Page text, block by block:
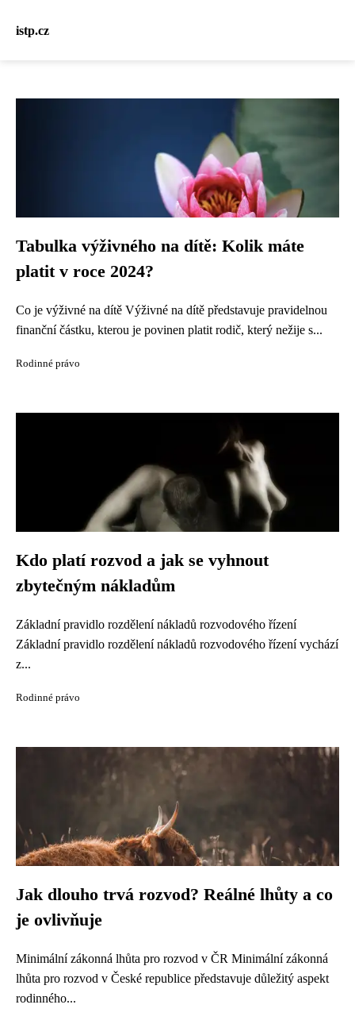
istp.cz
Tabulka výživného na dítě: Kolik máte
platit v roce 2024?
Co je výživné na dítě Výživné na dítě představuje pravidelnou
finanční částku, kterou je povinen platit rodič, který nežije s...
Rodinné právo
Kdo platí rozvod a jak se vyhnout
zbytečným nákladům
Základní pravidlo rozdělení nákladů rozvodového řízení
Základní pravidlo rozdělení nákladů rozvodového řízení vychází
z...
Rodinné právo
Jak dlouho trvá rozvod? Reálné lhůty a co
je ovlivňuje
Minimální zákonná lhůta pro rozvod v ČR Minimální zákonná
lhůta pro rozvod v České republice představuje důležitý aspekt
rodinného...